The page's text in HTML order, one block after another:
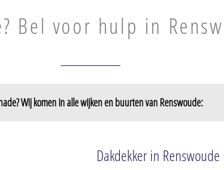
Bel voor hulp in
Wij komen in alle wijken en buurten van Renswoude:
Dakdekker in Renswoude